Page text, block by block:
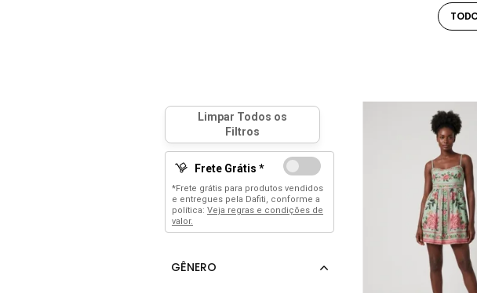
Frete Grátis *
*Frete grátis para produtos vendidos
e entregues pela Dafiti, conforme a
política: Veja regras e condições de
valor.